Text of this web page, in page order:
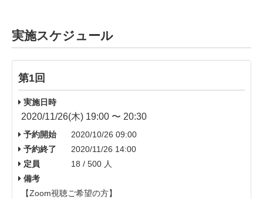
実施スケジュール
第1回
実施日時
2020/11/26(木) 19:00 〜 20:30
予約開始
2020/10/26 09:00
予約終了
2020/11/26 14:00
定員
18 / 500 人
備考
【Zoom視聴ご希望の方】